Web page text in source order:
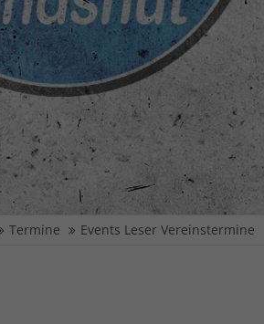
Termine Events Leser Vereinstermine